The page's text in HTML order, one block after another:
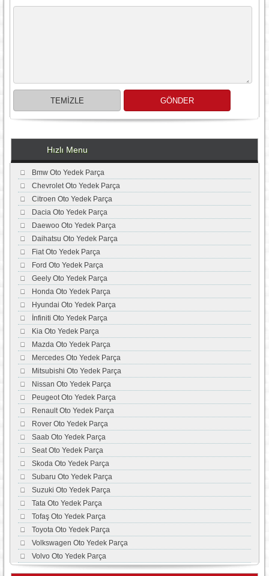
Hızlı Menu
Bmw Oto Yedek Parça
Chevrolet Oto Yedek Parça
Citroen Oto Yedek Parça
Dacia Oto Yedek Parça
Daewoo Oto Yedek Parça
Daihatsu Oto Yedek Parça
Fiat Oto Yedek Parça
Ford Oto Yedek Parça
Geely Oto Yedek Parça
Honda Oto Yedek Parça
Hyundai Oto Yedek Parça
İnfiniti Oto Yedek Parça
Kia Oto Yedek Parça
Mazda Oto Yedek Parça
Mercedes Oto Yedek Parça
Mitsubishi Oto Yedek Parça
Nissan Oto Yedek Parça
Peugeot Oto Yedek Parça
Renault Oto Yedek Parça
Rover Oto Yedek Parça
Saab Oto Yedek Parça
Seat Oto Yedek Parça
Skoda Oto Yedek Parça
Subaru Oto Yedek Parça
Suzuki Oto Yedek Parça
Tata Oto Yedek Parça
Tofaş Oto Yedek Parça
Toyota Oto Yedek Parça
Volkswagen Oto Yedek Parça
Volvo Oto Yedek Parça